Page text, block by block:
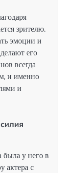
зрителю.
эмоции и
его
всегда
и именно
и
была у него в
актера с